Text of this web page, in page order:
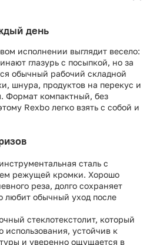
день
исполнении выглядит весело:
глазурь с посыпкой, но за
обычный рабочий складной
шнура, продуктов на перекус и
Формат компактный, без
Rexbo легко взять с собой и
сталь с
режущей кромки. Хорошо
реза, долго сохраняет
любит обычный уход после
стеклотекстолит, который
использования, устойчив к
и уверенно ощущается в